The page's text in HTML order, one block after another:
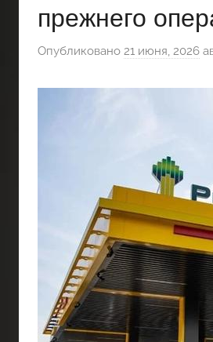
прежнего
Опубликовано 21 июня, 2026